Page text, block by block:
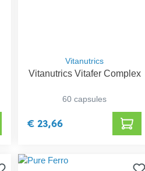
Vitanutrics
Vitanutrics Vitafer Complex
60 capsules
€ 23,66